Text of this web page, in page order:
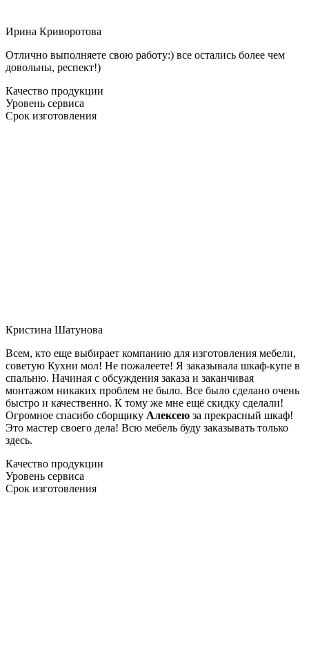
Ирина Криворотова
Отлично выполняете свою работу:) все остались более чем
довольны, респект!)
Качество продукции
Уровень сервиса
Срок изготовления
Кристина Шатунова
Всем, кто еще выбирает компанию для изготовления мебели,
советую Кухни мол! Не пожалеете! Я заказывала шкаф-купе в
спальню. Начиная с обсуждения заказа и заканчивая
монтажом никаких проблем не было. Все было сделано очень
быстро и качественно. К тому же мне ещё скидку сделали!
Огромное спасибо сборщику Алексею за прекрасный шкаф!
Это мастер своего дела! Всю мебель буду заказывать только
здесь.
Качество продукции
Уровень сервиса
Срок изготовления